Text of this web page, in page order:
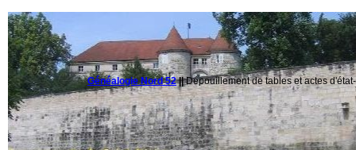
Généalogie Nord 52||Dépouillement de tables et actes